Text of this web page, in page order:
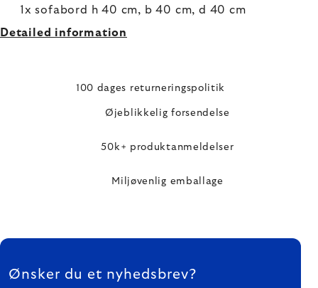
1x sofabord h 40 cm, b 40 cm, d 40 cm
Detailed information
100 dages returneringspolitik
Øjeblikkelig forsendelse
50k+ produktanmeldelser
Miljøvenlig emballage
FOOTER
Ønsker du et nyhedsbrev?